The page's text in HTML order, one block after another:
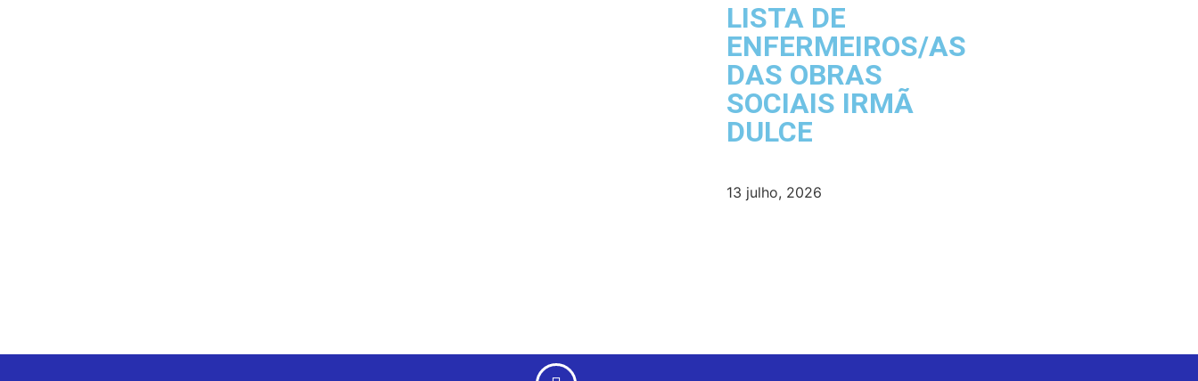
LISTA DE
ENFERMEIROS/AS
DAS OBRAS
SOCIAIS IRMÃ
DULCE
13 julho, 2026